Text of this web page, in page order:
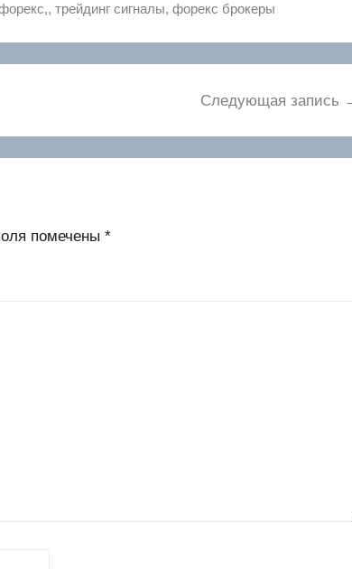
, трейдинг сигналы, форекс брокеры
Следующая запись
помечены *